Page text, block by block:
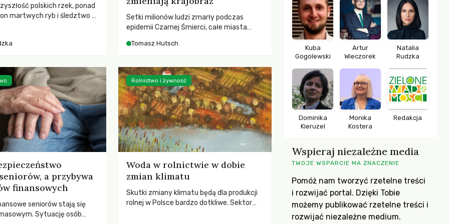
polskich rzek, ponad
martwych ryb i śledztwo z
by prace modernizacyjne
śmierci rzeki.
Setki milionów ludzi zmarły podczas
epidemii Czarnej Śmierci, całe miasta
pierwsze liście nowych dębów rozwijały
podnosiła się po jednej z największych
katastrof w swoich dziejach.
Tomasz Hutsch
a przybywa
finansowych
seniorów stają się
Sytuację osób
Woda w rolnictwie w dobie
zmian klimatu
Skutki zmiany klimatu będą dla produkcji
rolnej w Polsce bardzo dotkliwe. Sektor
Rolnictwo i żywność
Kuba
Gogolewski
Artur
Wieczorek
Natalia
Rudzka
Dominika
Kieruzel
Monika
Kostera
Redakcja
Wspieraj niezależne media
TWOJE WSPARCIE MA ZNACZENIE
Pomóż nam tworzyć rzetelne treści
i rozwijać portal. Dzięki Tobie
możemy publikować rzetelne treści i
rozwijać niezależne medium.